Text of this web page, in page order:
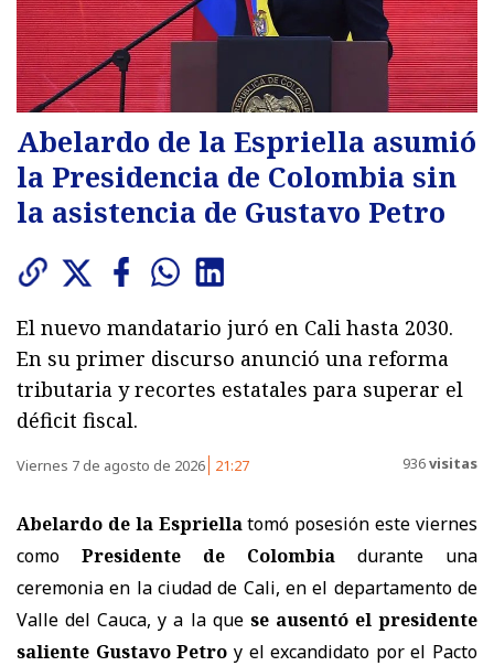
Abelardo de la Espriella asumió
la Presidencia de Colombia sin
la asistencia de Gustavo Petro
El nuevo mandatario juró en Cali hasta 2030.
En su primer discurso anunció una reforma
tributaria y recortes estatales para superar el
déficit fiscal.
Viernes 7 de agosto de 2026 21:27 936visitas
Abelardo de la Espriellatomó posesión este viernes
como Presidente de Colombia durante una
ceremonia en la ciudad de Cali, en el departamento de
Valle del Cauca, y a la que se ausentó el presidente
saliente Gustavo Petro y el excandidato por el Pacto